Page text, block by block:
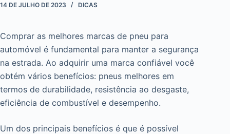
14 DE JULHO DE 2023 DICAS
Comprar as melhores marcas de pneu para
automóvel é fundamental para manter a segurança
na estrada. Ao adquirir uma marca confiável você
obtém vários benefícios: pneus melhores em
termos de durabilidade, resistência ao desgaste,
eficiência de combustível e desempenho.
Um dos principais benefícios é que é possível